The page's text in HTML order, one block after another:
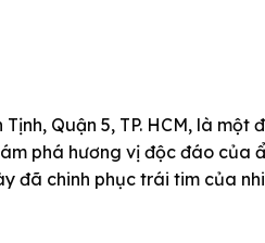
Quận 5, TP. HCM, là một
phá hương vị độc đáo của
đã chinh phục trái tim của